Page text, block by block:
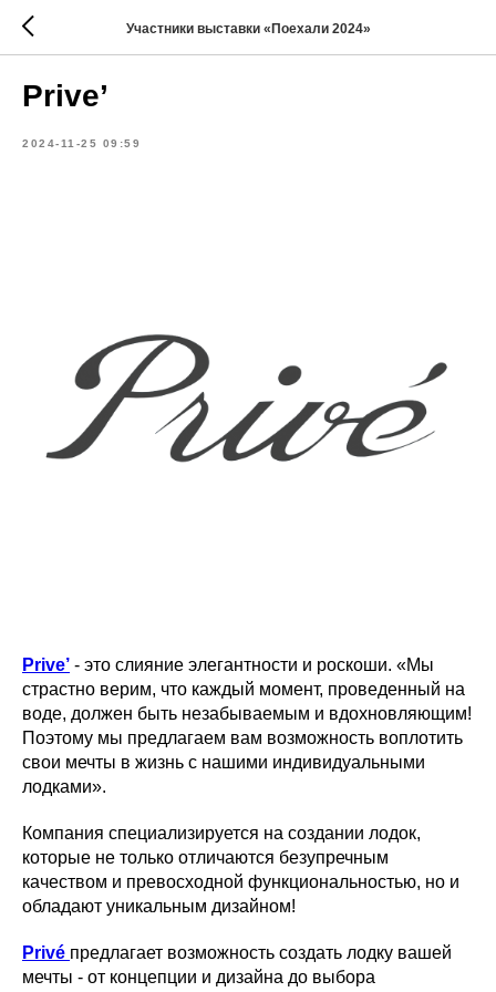
Участники выставки «Поехали 2024»
Prive’
2024-11-25 09:59
Prive’ - это слияние элегантности и роскоши. «Мы
страстно верим, что каждый момент, проведенный на
воде, должен быть незабываемым и вдохновляющим!
Поэтому мы предлагаем вам возможность воплотить
свои мечты в жизнь с нашими индивидуальными
лодками».
Компания специализируется на создании лодок,
которые не только отличаются безупречным
качеством и превосходной функциональностью, но и
обладают уникальным дизайном!
Privé предлагает возможность создать лодку вашей
мечты - от концепции и дизайна до выбора